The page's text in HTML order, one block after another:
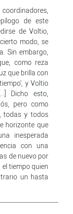
de este
de Voltio,
modo, se
Sin embargo,
como reza
que brilla con
y Voltio
Dicho esto,
pero como
todas y todos
horizonte que
inesperada
con una
de nuevo por
tiempo quien
un hasta